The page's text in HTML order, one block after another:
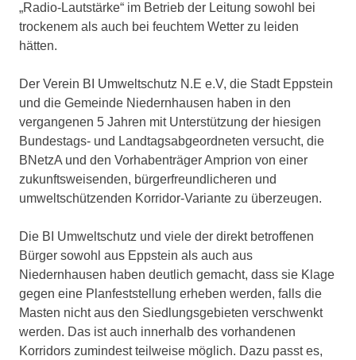
„Radio-Lautstärke“ im Betrieb der Leitung sowohl bei
trockenem als auch bei feuchtem Wetter zu leiden
hätten.
Der Verein BI Umweltschutz N.E e.V, die Stadt Eppstein
und die Gemeinde Niedernhausen haben in den
vergangenen 5 Jahren mit Unterstützung der hiesigen
Bundestags- und Landtagsabgeordneten versucht, die
BNetzA und den Vorhabenträger Amprion von einer
zukunftsweisenden, bürgerfreundlicheren und
umweltschützenden Korridor-Variante zu überzeugen.
Die BI Umweltschutz und viele der direkt betroffenen
Bürger sowohl aus Eppstein als auch aus
Niedernhausen haben deutlich gemacht, dass sie Klage
gegen eine Planfeststellung erheben werden, falls die
Masten nicht aus den Siedlungsgebieten verschwenkt
werden. Das ist auch innerhalb des vorhandenen
Korridors zumindest teilweise möglich. Dazu passt es,